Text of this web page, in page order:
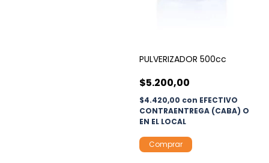
PULVERIZADOR 500cc
$5.200,00
$4.420,00 con EFECTIVO
CONTRAENTREGA (CABA) O
EN EL LOCAL